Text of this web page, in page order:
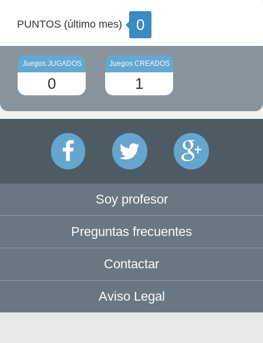
PUNTOS (último mes) 0
Juegos JUGADOS
0
Juegos CREADOS
1
Soy profesor
Preguntas frecuentes
Contactar
Aviso Legal